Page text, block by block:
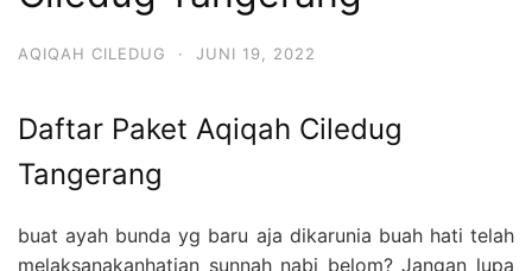
AQIQAH CILEDUG · JUNI 19, 2022
Daftar Paket Aqiqah Ciledug
Tangerang
buat ayah bunda yg baru aja dikarunia buah hati telah
melaksanakanhatian sunnah nabi belom? Jangan lupa